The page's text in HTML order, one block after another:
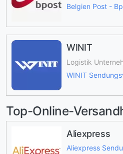
Belgien Post -
WINIT
Logistik
WINIT
Top-Online-
Aliexpress
Aliexpress